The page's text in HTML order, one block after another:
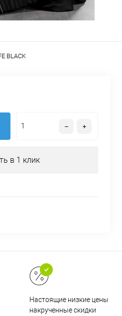
BLACK
в 1 клик
Настоящие низкие цены и
накрученные скидки